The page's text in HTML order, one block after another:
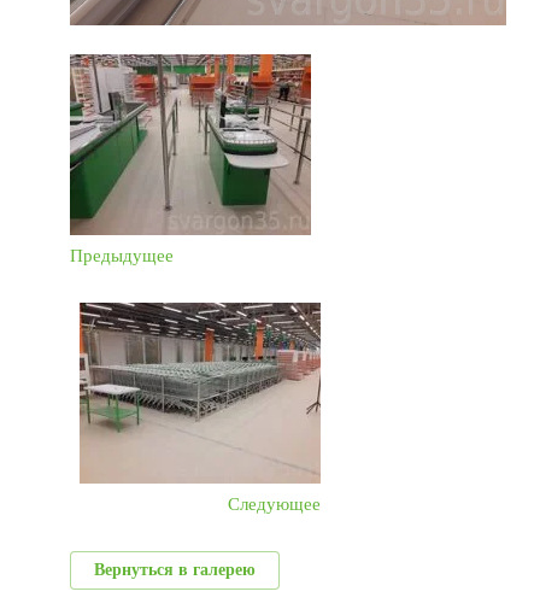
Предыдущее
Следующее
Вернуться в галерею